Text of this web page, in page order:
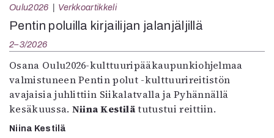
Oulu2026 Verkkoartikkeli
Pentin poluilla kirjailijan jalanjäljillä
2–3/2026
Osana Oulu2026-kulttuuripääkaupunkiohjelmaa
valmistuneen Pentin polut -kulttuurireitistön
avajaisia juhlittiin Siikalatvalla ja Pyhännällä
kesäkuussa. Niina Kestilätutustui reittiin.
Niina Kestilä